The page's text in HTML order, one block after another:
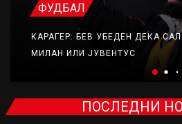
ФУДБАЛ
КАРАГЕР: БЕВ УБЕДЕН ДЕКА
МИЛАН ИЛИ ЈУВЕНТУС
ПОСЛЕДНИ